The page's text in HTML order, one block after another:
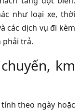
như loại xe, thời
các dịch vụ đi kèm
phải trả.
km
theo ngày hoặc